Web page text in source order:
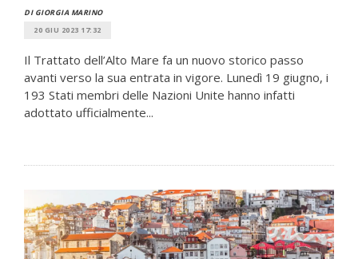
DI GIORGIA MARINO
20 GIU 2023 17:32
Il Trattato dell’Alto Mare fa un nuovo storico passo
avanti verso la sua entrata in vigore. Lunedì 19 giugno, i
193 Stati membri delle Nazioni Unite hanno infatti
adottato ufficialmente...